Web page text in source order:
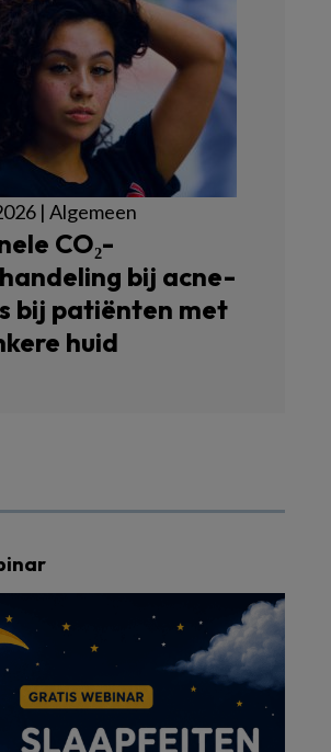
| Algemeen
CO₂-
bij acne-
bij patiënten met
huid